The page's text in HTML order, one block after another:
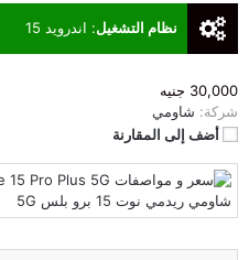
30,000 جنيه
شركة: شاومي
أضف إلى المقارنة
نظام التشغيل: اندرويد 15